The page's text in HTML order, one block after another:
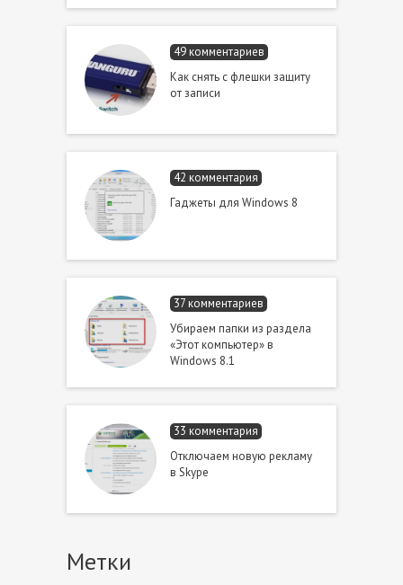
49 комментариев
Как снять с флешки защиту
от записи
42 комментария
Гаджеты для Windows 8
37 комментариев
Убираем папки из раздела
«Этот компьютер» в
Windows 8.1
33 комментария
Отключаем новую рекламу
в Skype
Метки